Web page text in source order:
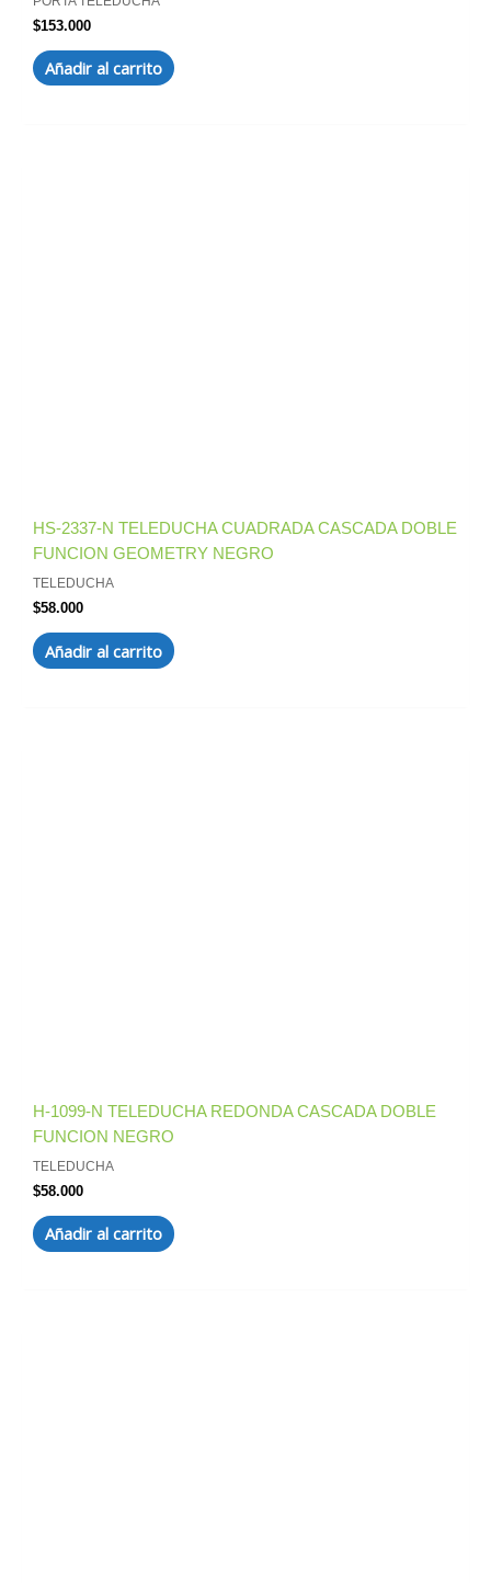
$153.000
Añadir al carrito
HS-2337-N TELEDUCHA CUADRADA CASCADA DOBLE
FUNCION GEOMETRY NEGRO
TELEDUCHA
$58.000
Añadir al carrito
H-1099-N TELEDUCHA REDONDA CASCADA DOBLE
FUNCION NEGRO
TELEDUCHA
$58.000
Añadir al carrito